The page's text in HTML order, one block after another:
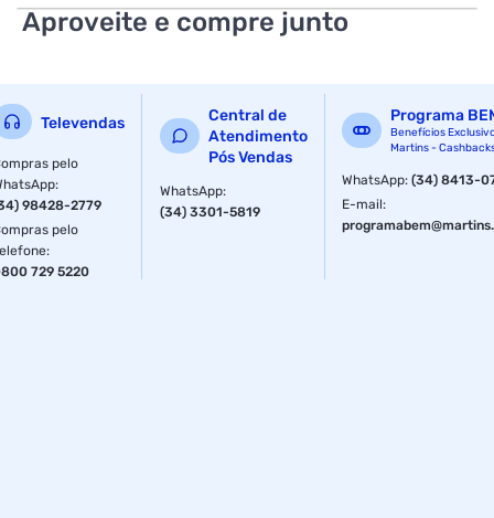
Aproveite e compre junto
Televendas
pelo
:
98428-2779
pelo
:
729 5220
Central de
Atendimento
Pós Vendas
WhatsApp:
(34) 3301-5819
Programa
Benefícios
Martins -
WhatsApp:(34) 8413-
E-mail: